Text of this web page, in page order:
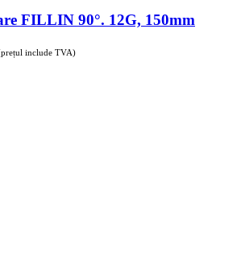
FILLIN 90°. 12G, 150mm
include TVA)